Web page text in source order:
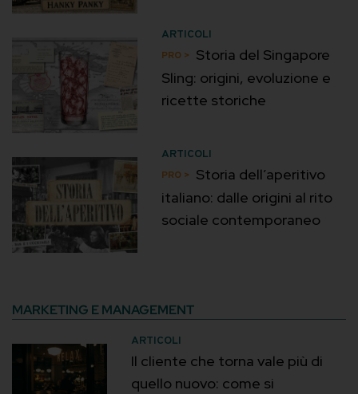
ARTICOLI
Storia del Singapore
Sling: origini, evoluzione e
ricette storiche
ARTICOLI
Storia dell’aperitivo
italiano: dalle origini al rito
sociale contemporaneo
MARKETING E MANAGEMENT
ARTICOLI
Il cliente che torna vale più di
quello nuovo: come si